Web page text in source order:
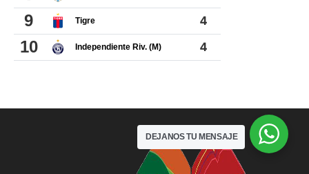
DEJANOS TU MENSAJE